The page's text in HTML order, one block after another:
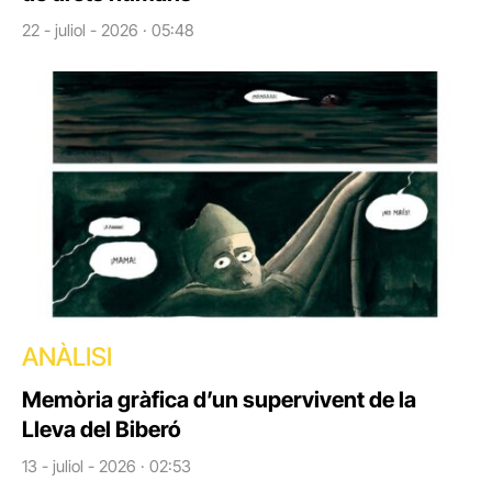
22 - juliol - 2026 · 05:48
ANÀLISI
Memòria gràfica d’un supervivent de la
Lleva del Biberó
13 - juliol - 2026 · 02:53